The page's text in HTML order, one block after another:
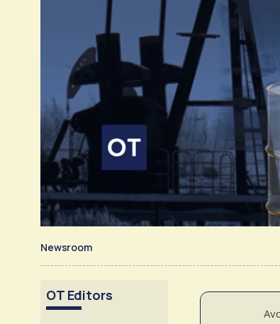
Newsroom
OT Editors